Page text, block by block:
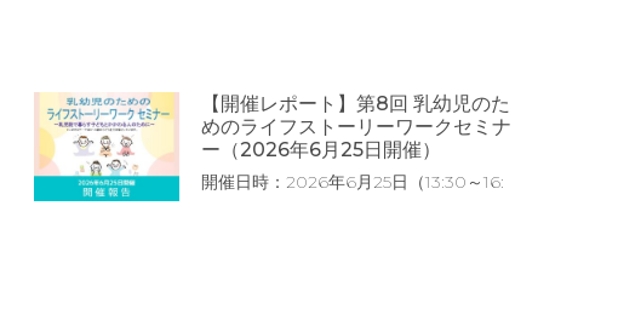
【開催レポート】第8回 乳幼児のた
めのライフストーリーワークセミナ
ー（2026年6月25日開催）
開催日時：2026年6月25日（13:30～16: